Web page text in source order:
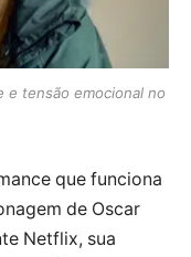
e tensão emocional no
que funciona
de Oscar
Netflix, sua